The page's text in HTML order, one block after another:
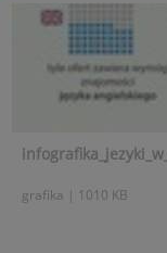
grafika | 1010 KB